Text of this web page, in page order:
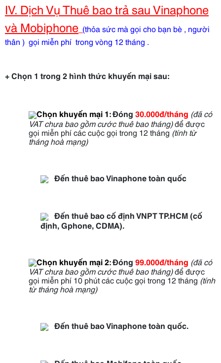
IV. Dịch Vụ Thuê bao trả sau Vinaphone
và Mobiphone (thỏa sức mà gọi cho bạn bè , người
thân ) gọi miễn phí trong vòng 12 tháng .
+ Chọn 1 trong 2 hình thức khuyến mại sau:
Chọn khuyến mại 1:Đóng 30.000đ/tháng (đã có
VAT chưa bao gồm cước thuê bao tháng)để được
gọi miễn phí các cuộc gọi trong 12 tháng(tính từ
tháng hoà mạng)
Đến thuê bao Vinaphone toàn quốc
Đến thuê bao cố định VNPT TP.HCM (cố
định, Gphone, CDMA).
Chọn khuyến mại 2:Đóng 99.000đ/tháng (đã có
VAT chưa bao gồm cước thuê bao tháng)để được
gọi miễn phí 10 phút các cuộc gọi trong 12 tháng(tính
từ tháng hoà mạng)
Đến thuê bao Vinaphone toàn quốc.